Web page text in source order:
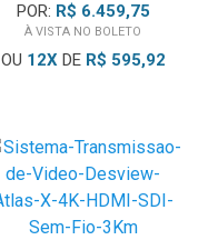
POR: R$ 6.459,75
À VISTA NO BOLETO
OU 12XDE R$ 595,92